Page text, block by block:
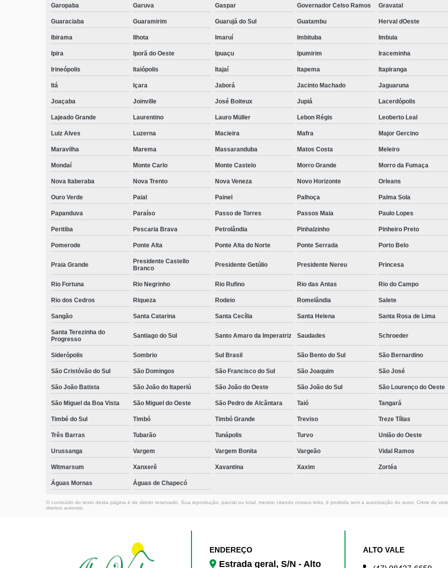
Garopaba Garuva Gaspar Governador Celso Ramos Gravatal
Guaraciaba Guaramirim Guarujá do Sul Guatambu Herval dOeste
Ibirama Ilhota Imaruí Imbituba Imbuia
Ipira Iporã do Oeste Ipuaçu Ipumirim Iraceminha
Irineópolis Itaiópolis Itajaí Itapema Itapiranga
Itá Içara Jaborá Jacinto Machado Jaguaruna
Joaçaba Joinville José Boiteux Jupiá Lacerdópolis
Lajeado Grande Laurentino Lauro Müller Lebon Régis Leoberto Leal
Luiz Alves Luzerna Macieira Mafra Major Gercino
Maravilha Marema Massaranduba Matos Costa Meleiro
Mondaí Monte Carlo Monte Castelo Morro Grande Morro da Fumaça
Nova Itaberaba Nova Trento Nova Veneza Novo Horizonte Orleans
Ouro Verde Paial Painel Palhoça Palma Sola
Papanduva Paraíso Passo de Torres Passos Maia Paulo Lopes
Peritiba Pescaria Brava Petrolândia Pinhalzinho Pinheiro Preto
Pomerode Ponte Alta Ponte Alta do Norte Ponte Serrada Porto Belo
Praia Grande
Presidente Castello
Branco
Presidente Getúlio Presidente Nereu Princesa
Rio Fortuna Rio Negrinho Rio Rufino Rio das Antas Rio do Campo
Rio dos Cedros Riqueza Rodeio Romelândia Salete
Sangão Santa Catarina Santa Cecília Santa Helena Santa Rosa de Lima
Santa Terezinha do
Progresso
Santiago do Sul Santo Amaro da Imperatriz Saudades Schroeder
Siderópolis Sombrio Sul Brasil São Bento do Sul São Bernardino
São Cristóvão do Sul São Domingos São Francisco do Sul São Joaquim São José
São João Batista São João do Itaperiú São João do Oeste São João do Sul São Lourenço do Oeste
São Miguel da Boa Vista São Miguel do Oeste São Pedro de Alcântara Taió Tangará
Timbé do Sul Timbó Timbó Grande Treviso Treze Tílias
Três Barras Tubarão Tunápolis Turvo União do Oeste
Urussanga Vargem Vargem Bonita Vargeão Vidal Ramos
Witmarsum Xanxerê Xavantina Xaxim Zortéa
Águas Mornas Águas de Chapecó
O conteúdo do texto desta página é de direito reservado. Sua reprodução, parcial ou total, mesmo citando nossos links, é proibida sem a autorização do autor. Crime de
direitos autorais
ENDEREÇO
Estrada geral, S/N - Alto
ALTO VALE